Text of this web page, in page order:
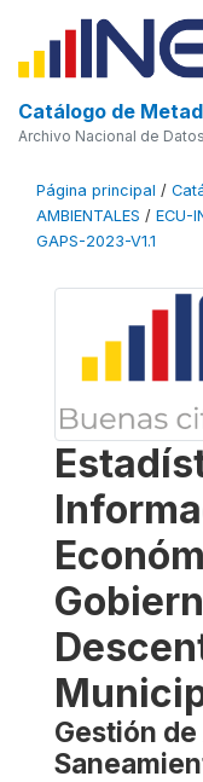
Catálogo de
Archivo Nacional de
Página principal /
AMBIENTALES / ECU-
GAPS-2023-V1.1
Gestión